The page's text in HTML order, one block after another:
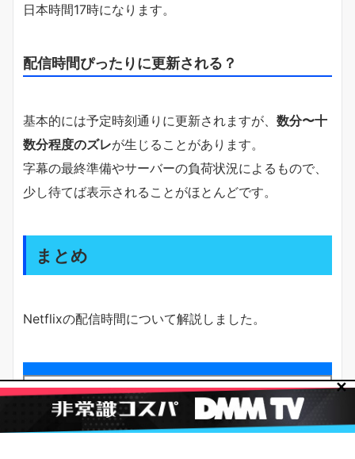
日本時間17時になります。
配信時間ぴったりに更新される？
基本的には予定時刻通りに更新されますが、 数分〜十
数分程度のズレが生じることがあります。
字幕の最終準備やサーバーの負荷状況によるもので、
少し待てば表示されることがほとんどです。
まとめ
Netflixの配信時間について解説しました。
Netflixオリジナル作品 ：日本時間午後4時
（16:00）or午後5時（17:00）に全世界同時
配信
✕